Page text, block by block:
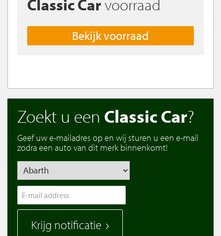
Classic Carvoorraad
Bekijk voorraad
Zoekt u een Classic Car?
Geef uw e-mailadres op en wij sturen u een e-mail
zodra een auto van dit merk binnenkomt!
Krijg notificatie